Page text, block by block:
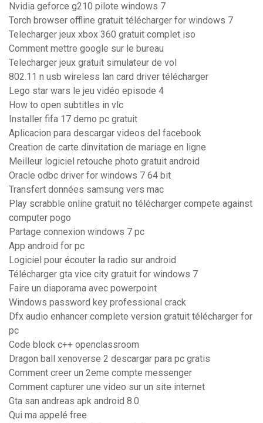
Nvidia geforce g210 pilote windows 7
Torch browser offline gratuit télécharger for windows 7
Telecharger jeux xbox 360 gratuit complet iso
Comment mettre google sur le bureau
Telecharger jeux gratuit simulateur de vol
802.11 n usb wireless lan card driver télécharger
Lego star wars le jeu vidéo episode 4
How to open subtitles in vlc
Installer fifa 17 demo pc gratuit
Aplicacion para descargar videos del facebook
Creation de carte dinvitation de mariage en ligne
Meilleur logiciel retouche photo gratuit android
Oracle odbc driver for windows 7 64 bit
Transfert données samsung vers mac
Play scrabble online gratuit no télécharger compete against
computer pogo
Partage connexion windows 7 pc
App android for pc
Logiciel pour écouter la radio sur android
Télécharger gta vice city gratuit for windows 7
Faire un diaporama avec powerpoint
Windows password key professional crack
Dfx audio enhancer complete version gratuit télécharger for
pc
Code block c++ openclassroom
Dragon ball xenoverse 2 descargar para pc gratis
Comment creer un 2eme compte messenger
Comment capturer une video sur un site internet
Gta san andreas apk android 8.0
Qui ma appelé free